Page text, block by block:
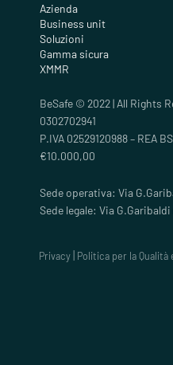
Azienda
Business unit
Soluzioni
Gamma sicura
XMMR
BeSafe © 2022 | All Rights
0302702941
P.IVA 02529120988 – REA
€10.000,00
Sede operativa: Via
Sede legale: Via
Privacy Politica per la Qualità